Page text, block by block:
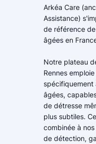
Arkéa Care
Assistance)
de référence
âgées en
Notre plateau
Rennes
spécifiquement
âgées,
de détresse
plus subtiles.
combinée à
de détection,